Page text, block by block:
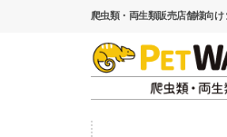
爬虫類・両生類販売店舗様向け